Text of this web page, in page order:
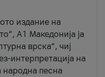
издание на
А1 Македонија ја
врска“, чиј
интерпретација на
народна песна